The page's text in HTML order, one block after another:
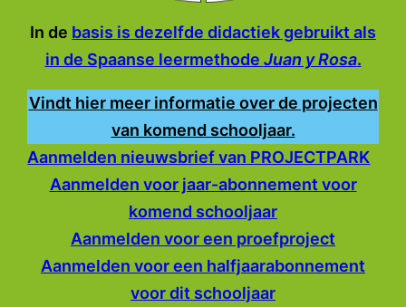
In de basis is dezelfde didactiek gebruikt als
in de Spaanse leermethode Juan y Rosa.
Vindt hier meer informatie over de projecten
van komend schooljaar.
Aanmelden nieuwsbrief van PROJECTPARK
Aanmelden voor jaar-abonnement voor
komend schooljaar
Aanmelden voor een proefproject
Aanmelden voor een halfjaarabonnement
voor dit schooljaar